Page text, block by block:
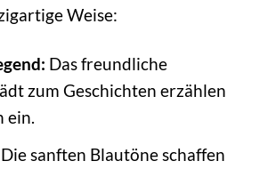
Weise:
Das freundliche
zum Geschichten erzählen
ein.
Die sanften Blautöne schaffen